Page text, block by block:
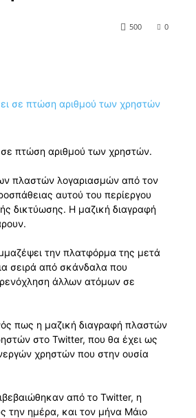
0
500
πτώση αριθμού των χρηστών.
πλαστών λογαριασμών από τον
αυτού του περίεργου
δικτύωσης. Η μαζική διαγραφή
την πλατφόρμα της μετά
σειρά από σκάνδαλα που
άλλων ατόμων σε
πως η μαζική διαγραφή πλαστών
στο Twitter, που θα έχει ως
χρηστών που στην ουσία
από το Twitter, η
την ημέρα, και τον μήνα Μάιο